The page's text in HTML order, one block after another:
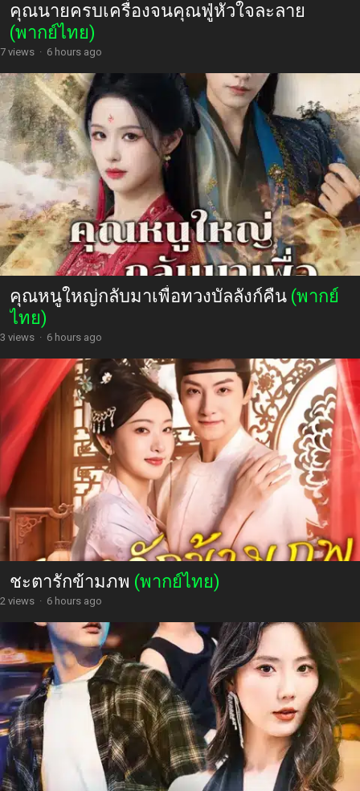
คุณนายครบเครื่องจนคุณฟู่หัวใจละลาย
(พากย์ไทย)
7 views · 6 hours ago
คุณหนูใหญ่กลับมาเพื่อทวงบัลลังก์คืน (พากย์
ไทย)
3 views · 6 hours ago
ชะตารักข้ามภพ (พากย์ไทย)
2 views · 6 hours ago